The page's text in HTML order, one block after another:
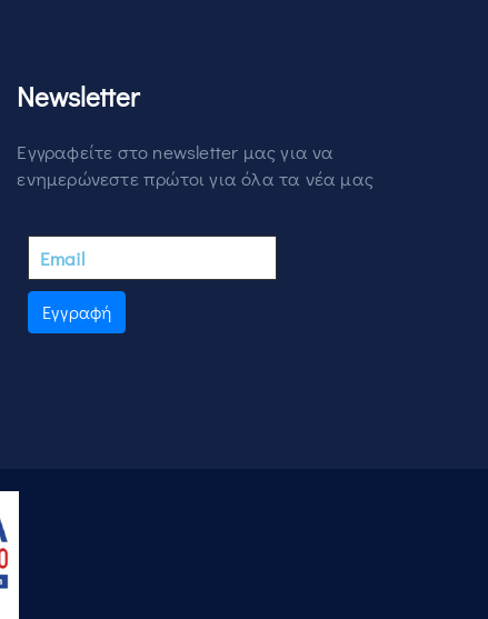
Newsletter
Εγγραφείτε στο newsletter μας για να
ενημερώνεστε πρώτοι για όλα τα νέα μας
Εγγραφή